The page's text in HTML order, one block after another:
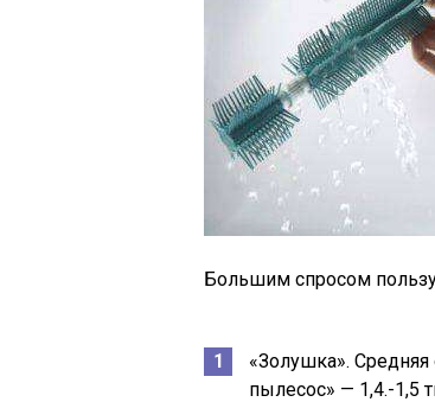
Большим спросом
«Золушка». Средняя
пылесос» — 1,4.-1,5